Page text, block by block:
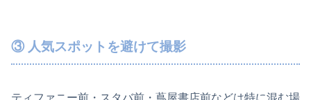
③ 人気スポットを避けて撮影
ティファニー前・スタバ前・蔦屋書店前などは特に混む場